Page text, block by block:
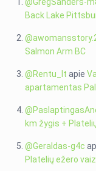
Back Lake
Salmon Arm BC
@Rentu_lt apie
apartamentas
km žygis +
@Geraldas-g4c
Platelių ežero